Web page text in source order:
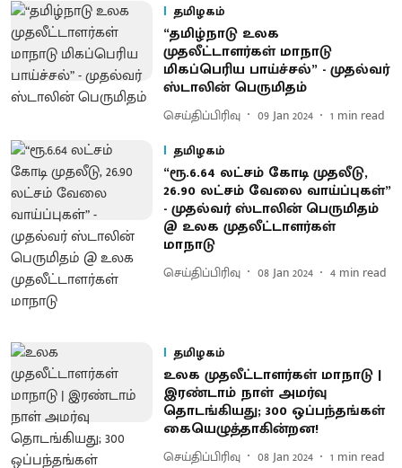
தமிழகம்
“தமிழ்நாடு உலக
முதலீட்டாளர்கள் மாநாடு
மிகப்பெரிய பாய்ச்சல்” - முதல்வர்
ஸ்டாலின் பெருமிதம்
செய்திப்பிரிவு 09 Jan 2024 1 min read
தமிழகம்
“ரூ.6.64 லட்சம் கோடி முதலீடு,
26.90 லட்சம் வேலை வாய்ப்புகள்”
- முதல்வர் ஸ்டாலின் பெருமிதம்
@ உலக முதலீட்டாளர்கள்
மாநாடு
செய்திப்பிரிவு 08 Jan 2024 4 min read
தமிழகம்
உலக முதலீட்டாளர்கள் மாநாடு |
இரண்டாம் நாள் அமர்வு
தொடங்கியது; 300 ஒப்பந்தங்கள்
கையெழுத்தாகின்றன!
செய்திப்பிரிவு 08 Jan 2024 1 min read